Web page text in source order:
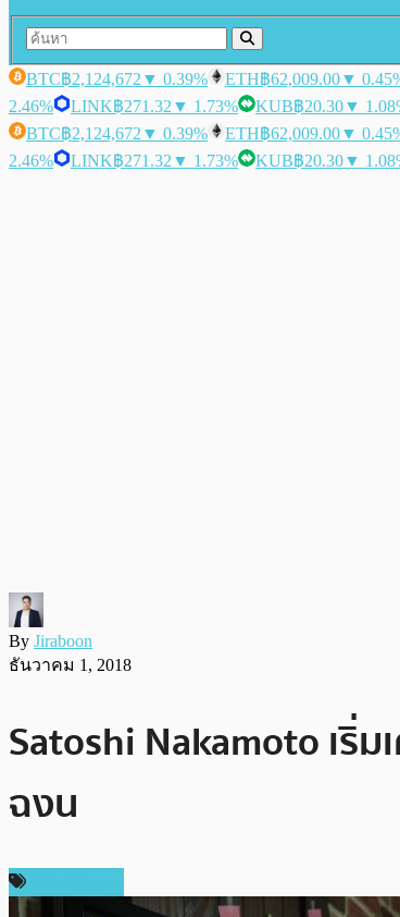
BTC฿2,124,672 ▼ 0.39% ETH฿62,009.00▼
2.46%
LINK฿271.32 ▼ 1.73% KUB฿20.30▼
BTC฿2,124,672 ▼ 0.39% ETH฿62,009.00▼
2.46%
LINK฿271.32 ▼ 1.73% KUB฿20.30▼
By Jiraboon
ธันวาคม 1, 2018
Satoshi Nakamoto เริ่
ฉงน